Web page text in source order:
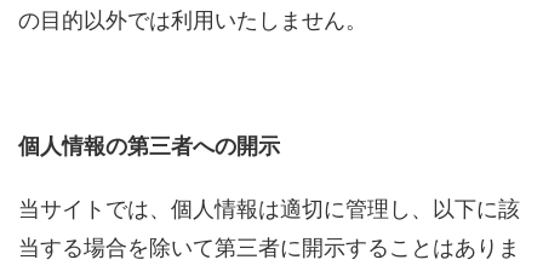
の目的以外では利用いたしません。
個人情報の第三者への開示
当サイトでは、個人情報は適切に管理し、以下に該
当する場合を除いて第三者に開示することはありま